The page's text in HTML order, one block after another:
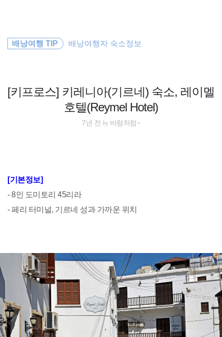
로
[키프로스] 키레니아(기르네) 숙소, 레이멜
호텔(Reymel Hotel)
배낭여행 TIP 배낭여행자 숙소정보
7년 전 by바람처럼~
[기본정보]
- 8인 도미토리 45리라
- 페리 터미널, 기르네 성과 가까운 위치
호주
세계일주
워킹홀리데이
동남아